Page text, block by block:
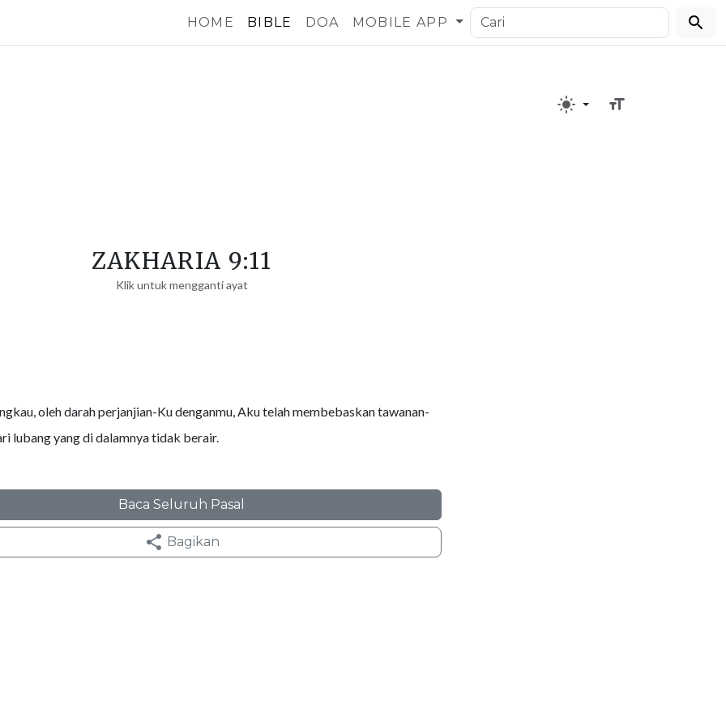
HOME BIBLE DOA MOBILE APP
ZAKHARIA 9:11
Klik untuk mengganti ayat
oleh darah perjanjian-Ku denganmu, Aku telah membebaskan tawanan-
lubang yang di dalamnya tidak berair.
Baca Seluruh Pasal
Bagikan